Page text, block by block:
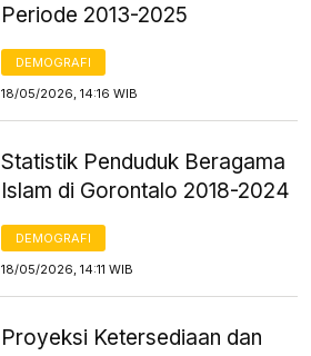
Periode 2013-2025
DEMOGRAFI
18/05/2026, 14:16 WIB
Statistik Penduduk Beragama
Islam di Gorontalo 2018-2024
DEMOGRAFI
18/05/2026, 14:11 WIB
Proyeksi Ketersediaan dan